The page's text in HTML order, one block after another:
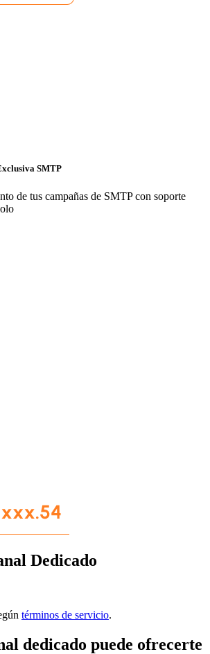
SMTP
de tus campañas de SMTP con soporte
Dedicado
términos de servicio.
dedicado puede ofrecerte